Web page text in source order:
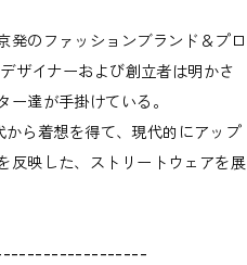
発のファッションブランド＆プロ
ザイナーおよび創立者は明かさ
達が手掛けている。
ら着想を得て、現代的にアップ
反映した、ストリートウェアを展